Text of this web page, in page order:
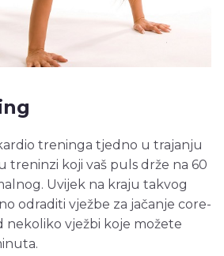
treninga tjedno u trajanju
treninzi koji vaš puls drže na 60
Uvijek na kraju takvog
odraditi vježbe za jačanje core-
nekoliko vježbi koje možete